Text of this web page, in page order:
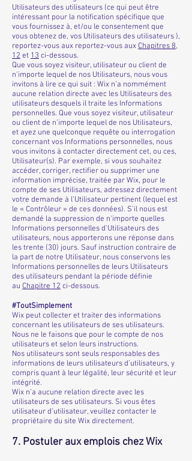
Utilisateurs des utilisateurs (ce qui peut être
intéressant pour la notification spécifique que
vous fournissez à, et/ou le consentement que
vous obtenez de, vos Utilisateurs des utilisateurs ),
reportez-vous aux reportez-vous auxChapitres ‎8,
12 et ‎ 13 ci-dessous.
Que vous soyez visiteur, utilisateur ou client de
n'importe lequel de nos Utilisateurs, nous vous
invitons à lire ce qui suit : Wix n’a nommément
aucune relation directe avec les Utilisateurs des
utilisateurs desquels il traite les Informations
personnelles. Que vous soyez visiteur, utilisateur
ou client de n'importe lequel de nos Utilisateurs,
et ayez une quelconque requête ou interrogation
concernant vos Informations personnelles, nous
vous invitons à contacter directement cet, ou ces,
Utilisateur(s). Par exemple, si vous souhaitez
accéder, corriger, rectifier ou supprimer une
information imprécise, traitée par Wix, pour le
compte de ses Utilisateurs, adressez directement
votre demande à l’Utilisateur pertinent (lequel est
le « Contrôleur » de ces données). S'il nous est
demandé la suppression de n'importe quelles
Informations personnelles d'Utilisateurs des
utilisateurs, nous apporterons une réponse dans
les trente (30) jours. Sauf instruction contraire de
la part de notre Utilisateur, nous conservons les
Informations personnelles de leurs Utilisateurs
des utilisateurs pendant la période définie
au Chapitre ‎12 ci-dessous.
#ToutSimplement
Wix peut collecter et traiter des informations
concernant les utilisateurs de ses utilisateurs.
Nous ne le faisons que pour le compte de nos
utilisateurs et selon leurs instructions.
Nos utilisateurs sont seuls responsables des
informations de leurs utilisateurs d’utilisateurs, y
compris quant à leur légalité, leur sécurité et leur
intégrité.
Wix n’a aucune relation directe avec les
utilisateurs de ses utilisateurs. Si vous êtes
utilisateur d’utilisateur, veuillez contacter le
propriétaire du site Wix directement.
7. Postuler aux emplois chez Wix